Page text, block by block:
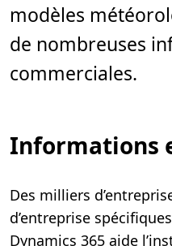
modèles
de nombreuses
commerciales.
Informations
Des milliers
d’entreprise
Dynamics 365 aide